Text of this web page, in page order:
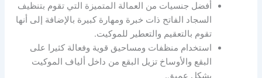
أفضل جنسيات من العمالة المتميزة التي تقوم بتنظيف
السجاد الفاتح ذات خبرة ومهارة كبيرة بالإضافة إلى أنها
تقوم بالتعقيم والتعطير للموكيت.
استخدام منظفات ومساحيق قوية وفعالة كثيرا على
البقع والأوساخ تزيل البقع من داخل ألياف الموكيت